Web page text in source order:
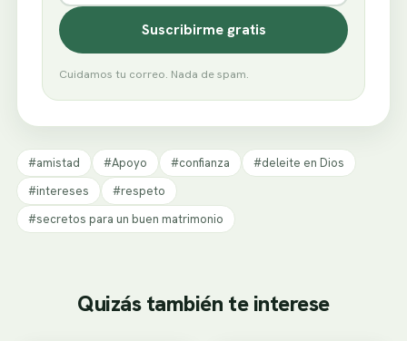
Suscribirme gratis
Cuidamos tu correo. Nada de spam.
#amistad #Apoyo #confianza
#deleite en Dios
#intereses
#respeto
#secretos para un buen matrimonio
Quizás también te interese